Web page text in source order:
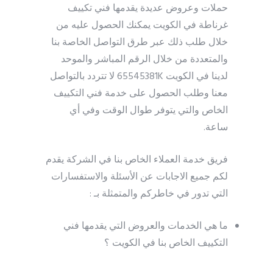
حملات وعروض عديدة يقدمها فني تكييف
غرناطة في الكويت يمكنك الحصول عليه من
خلال طلب ذلك عبر طرق التواصل الخاصة بنا
والمتعددة من خلال الرقم المباشر والموحد
لدينا في الكويت 65545381K لا تتردد بالتواصل
معنا وطلب الحصول على خدمة فني التكييف
الخاص والتي يتوفر طوال الوقت وفي أي
ساعة.
فريق خدمة العملاء الخاص بنا في الشركة يقدم
لكم جميع الاجابات عن الأسئلة والاستفسارات
التي تدور في خاطركم والمتمثلة بـ :
ما هي الخدمات والعروض التي يقدمها فني
التكييف الخاص بنا في الكويت ؟